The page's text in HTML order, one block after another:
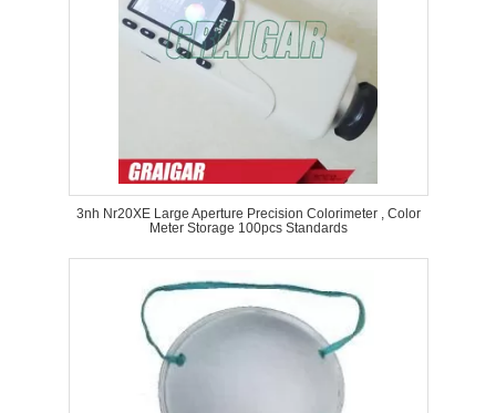
3nh Nr20XE Large Aperture Precision Colorimeter , Color
Meter Storage 100pcs Standards